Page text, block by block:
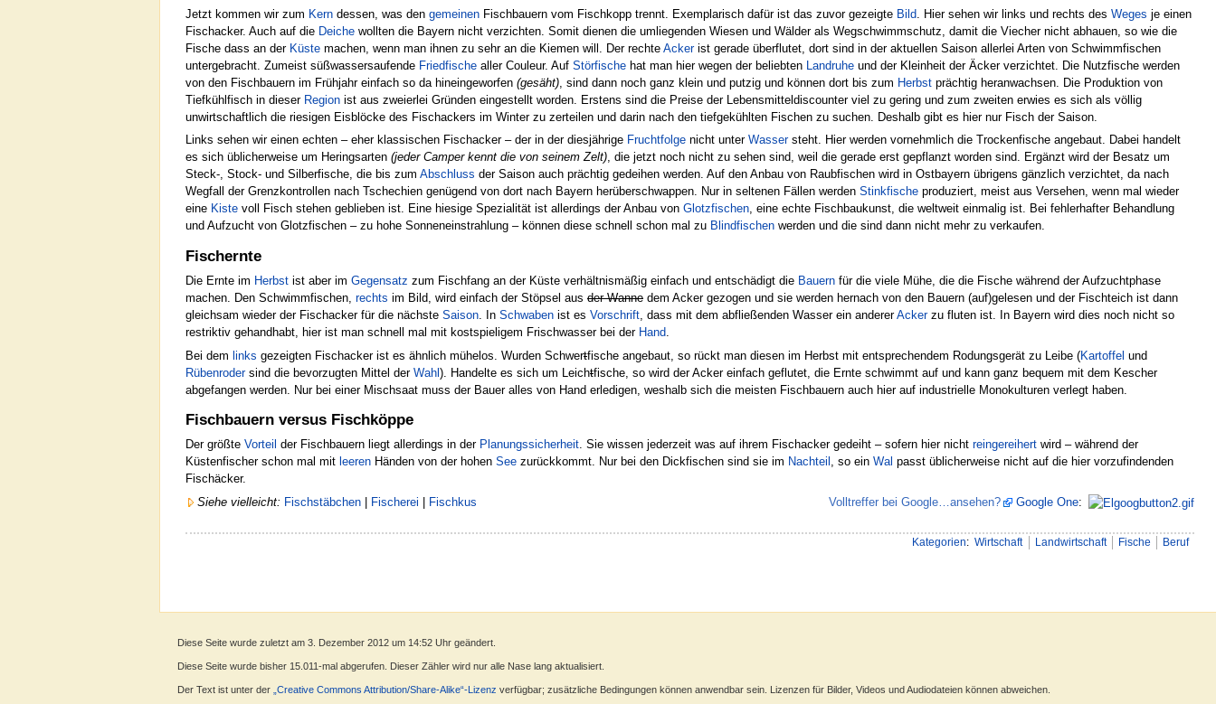
Jetzt kommen wir zum Kern dessen, was den gemeinen Fischbauern vom Fischkopp trennt. Exemplarisch dafür ist das zuvor gezeigte Bild . Hier sehen wir links und rechts des Weges je einen
Fischacker. Auch auf die Deiche wollten die Bayern nicht verzichten. Somit dienen die umliegenden Wiesen und Wälder als Wegschwimmschutz, damit die Viecher nicht abhauen, so wie die
Fische dass an der Küste machen, wenn man ihnen zu sehr an die Kiemen will. Der rechte Ackerist gerade überflutet, dort sind in der aktuellen Saison allerlei Arten von Schwimmfischen
untergebracht. Zumeist süßwassersaufende Friedfische aller Couleur. Auf Störfische hat man hier wegen der beliebten Landruhe und der Kleinheit der Äcker verzichtet. Die Nutzfische werden
von den Fischbauern im Frühjahr einfach so da hineingeworfen (gesäht) , sind dann noch ganz klein und putzig und können dort bis zum Herbst prächtig heranwachsen. Die Produktion von
Tiefkühlfisch in dieser Region ist aus zweierlei Gründen eingestellt worden. Erstens sind die Preise der Lebensmitteldiscounter viel zu gering und zum zweiten erwies es sich als völlig
unwirtschaftlich die riesigen Eisblöcke des Fischackers im Winter zu zerteilen und darin nach den tiefgekühlten Fischen zu suchen. Deshalb gibt es hier nur Fisch der Saison.
Links sehen wir einen echten – eher klassischen Fischacker – der in der diesjährige Fruchtfolge nicht unter Wassersteht. Hier werden vornehmlich die Trockenfische angebaut. Dabei handelt
es sich üblicherweise um Heringsarten (jeder Camper kennt die von seinem Zelt), die jetzt noch nicht zu sehen sind, weil die gerade erst gepflanzt worden sind. Ergänzt wird der Besatz um
Steck-, Stock- und Silberfische, die bis zum Abschluss der Saison auch prächtig gedeihen werden. Auf den Anbau von Raubfischen wird in Ostbayern übrigens gänzlich verzichtet, da nach
Wegfall der Grenzkontrollen nach Tschechien genügend von dort nach Bayern herüberschwappen. Nur in seltenen Fällen werden Stinkfische produziert, meist aus Versehen, wenn mal wieder
eine Kiste voll Fisch stehen geblieben ist. Eine hiesige Spezialität ist allerdings der Anbau von Glotzfischen, eine echte Fischbaukunst, die weltweit einmalig ist. Bei fehlerhafter Behandlung
und Aufzucht von Glotzfischen – zu hohe Sonneneinstrahlung – können diese schnell schon mal zu Blindfischen werden und die sind dann nicht mehr zu verkaufen.
Fischernte
Die Ernte im Herbst ist aber im Gegensatz zum Fischfang an der Küste verhältnismäßig einfach und entschädigt die Bauern für die viele Mühe, die die Fische während der Aufzuchtphase
machen. Den Schwimmfischen, rechts im Bild, wird einfach der Stöpsel aus der Wanne dem Acker gezogen und sie werden hernach von den Bauern (auf)gelesen und der Fischteich ist dann
gleichsam wieder der Fischacker für die nächste Saison. In Schwaben ist es Vorschrift, dass mit dem abfließenden Wasser ein andererAckerzu fluten ist. In Bayern wird dies noch nicht so
restriktiv gehandhabt, hier ist man schnell mal mit kostspieligem Frischwasser bei der Hand.
Bei dem links gezeigten Fischacker ist es ähnlich mühelos. Wurden Schwertfische angebaut, so rückt man diesen im Herbst mit entsprechendem Rodungsgerät zu Leibe (Kartoffel und
Rübenrodersind die bevorzugten Mittel der Wahl). Handelte es sich um Leichtfische, so wird der Acker einfach geflutet, die Ernte schwimmt auf und kann ganz bequem mit dem Kescher
abgefangen werden. Nur bei einer Mischsaat muss der Bauer alles von Hand erledigen, weshalb sich die meisten Fischbauern auch hier auf industrielle Monokulturen verlegt haben.
Fischbauern versus Fischköppe
Der größte Vorteil der Fischbauern liegt allerdings in der Planungssicherheit. Sie wissen jederzeit was auf ihrem Fischacker gedeiht – sofern hier nicht reingereihert wird – während der
Küstenfischer schon mal mit leeren Händen von der hohen See zurückkommt. Nur bei den Dickfischen sind sie im Nachteil , so ein Wal passt üblicherweise nicht auf die hier vorzufindenden
Fischäcker.
Siehe vielleicht: Fischstäbchen Fischerei Fischkus Volltreffer bei Google…ansehen? Google One:
Kategorien: Wirtschaft Landwirtschaft Fische Beruf
Diese Seite wurde zuletzt am 3. Dezember 2012 um 14:52 Uhr geändert.
Diese Seite wurde bisher 15.011-mal abgerufen. Dieser Zähler wird nur alle Nase lang aktualisiert.
Der Text ist unter der „Creative Commons Attribution/Share-Alike“-Lizenz verfügbar; zusätzliche Bedingungen können anwendbar sein. Lizenzen für Bilder, Videos und Audiodateien können abweichen.